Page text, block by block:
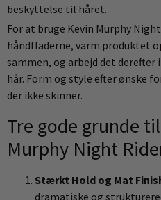
beskyttelse til håret.
For at bruge Kevin Murphy
håndfladerne, varm produktet
sammen, og arbejd det
hår. Form og style efter ønske
der ikke skinner.
Tre gode grunde
Murphy Night
Stærkt Hold og Mat
dramatiske og